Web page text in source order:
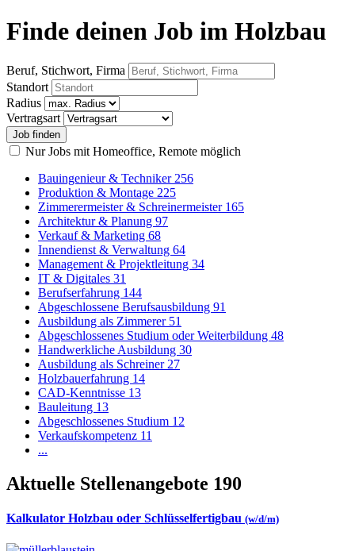
Finde deinen Job im Holzbau
Beruf, Stichwort, Firma
Standort
Radius
Vertragsart
Nur Jobs mit Homeoffice, Remote möglich
Bauingenieur & Techniker 256
Produktion & Montage 225
Zimmerermeister & Schreinermeister 165
Architektur & Planung 97
Verkauf & Marketing 68
Innendienst & Verwaltung 64
Management & Projektleitung 34
IT & Digitales 31
Berufserfahrung 144
Abgeschlossene Berufsausbildung 91
Ausbildung als Zimmerer 51
Abgeschlossenes Studium oder Weiterbildung 48
Handwerkliche Ausbildung 30
Ausbildung als Schreiner 27
Holzbauerfahrung 14
CAD-Kenntnisse 13
Bauleitung 13
Abgeschlossenes Studium 12
Verkaufskompetenz 11
...
Aktuelle Stellenangebote 190
Kalkulator Holzbau oder Schlüsselfertigbau (w/d/m)